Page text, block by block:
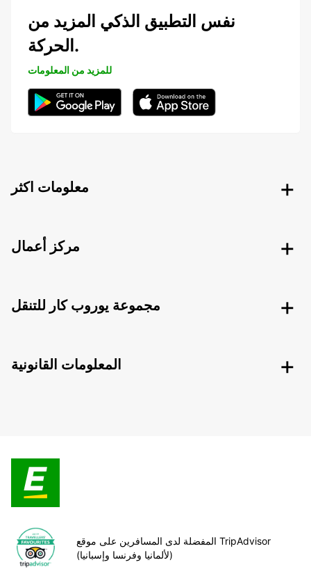
نفس التطبيق الذكي المزيد من
الحركة.
للمزيد من المعلومات
معلومات اكثر
مركز أعمال
مجموعة يوروب كار للتنقل
المعلومات القانونية
المفضلة لدى المسافرين على موقع TripAdvisor
(لألمانيا وفرنسا وإسبانيا)